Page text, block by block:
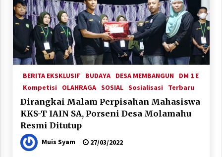
BERITA EKSKLUSIF BUDAYA DESA MEMBANGUN
DM 1 E
Kompetisi
OLAHRAGA SOSIAL Sosialisasi Terbaru
Dirangkai Malam Perpisahan Mahasiswa
KKS-T IAIN SA, Porseni Desa Molamahu
Resmi Ditutup
Muis Syam 27/03/2022